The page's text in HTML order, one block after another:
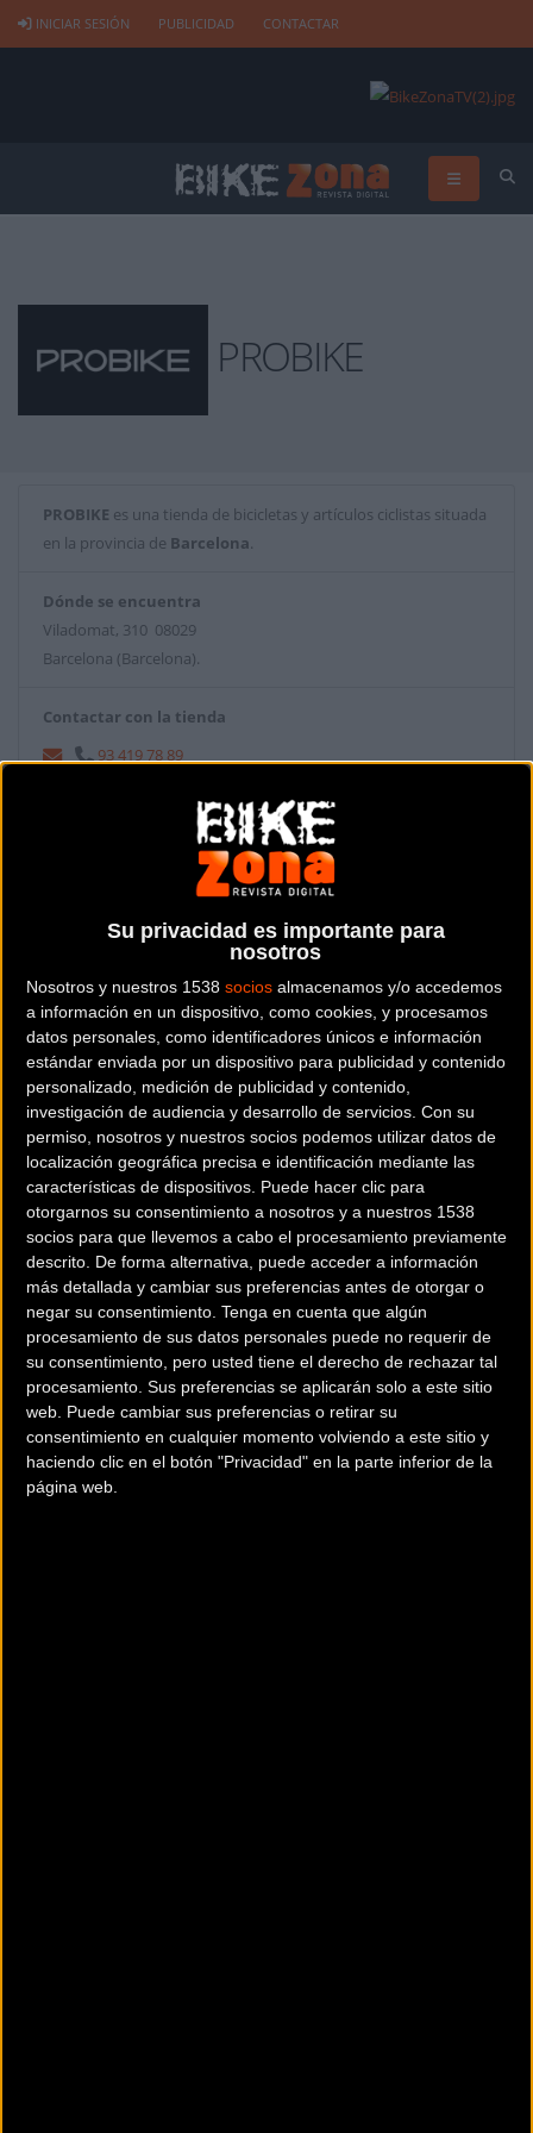
Su privacidad es importante para
nosotros
Nosotros y nuestros 1538 socios almacenamos y/o accedemos
a información en un dispositivo, como cookies, y procesamos
datos personales, como identificadores únicos e información
estándar enviada por un dispositivo para publicidad y contenido
personalizado, medición de publicidad y contenido,
investigación de audiencia y desarrollo de servicios. Con su
permiso, nosotros y nuestros socios podemos utilizar datos de
localización geográfica precisa e identificación mediante las
características de dispositivos. Puede hacer clic para
otorgarnos su consentimiento a nosotros y a nuestros 1538
socios para que llevemos a cabo el procesamiento previamente
descrito. De forma alternativa, puede acceder a información
más detallada y cambiar sus preferencias antes de otorgar o
negar su consentimiento. Tenga en cuenta que algún
procesamiento de sus datos personales puede no requerir de
su consentimiento, pero usted tiene el derecho de rechazar tal
procesamiento. Sus preferencias se aplicarán solo a este sitio
web. Puede cambiar sus preferencias o retirar su
consentimiento en cualquier momento volviendo a este sitio y
haciendo clic en el botón "Privacidad" en la parte inferior de la
página web.
INICIAR SESIÓN PUBLICIDAD CONTACTAR
PROBIKE
PROBIKE es una tienda de bicicletas y artículos ciclistas situada
en la provincia de Barcelona.
Dónde se encuentra
Viladomat, 310 08029
Barcelona (Barcelona).
Contactar con la tienda
93 419 78 89
Web y RRSS de la tienda
Terms of use © 1987–2026 HERE
200 km
¿Eres el propietario de esta tienda? Descubre cómo hacerte tienda
Premium para llegar a más clientes.
Comercios Bz Premium
MC SKI BIKE